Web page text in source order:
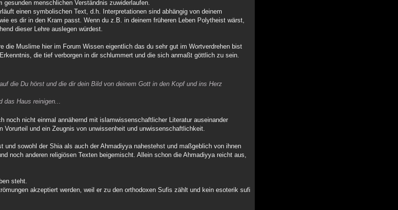
menschlichen Verständnis zuwiderlaufen.
einen symbolischen Text, d.h. Interpretationen sind abhängig von deinem
es dir in den Kram passt. Wenn du z.B. in deinem früheren Leben Polytheist wärst,
dieser Lehre auslegen würdest.
die Muslime hier im Forum Wissen eigentlich das du sehr gut im Wortverdrehen bist
die tief verborgen in dir schlummert und die sich anmaßt göttlich zu sein.
die Du hörst und die dir dein Bild von deinem Gott in den Kopf und ins Herz
das Haus reinigen...
noch nicht einmal annähernd mit islamwissenschaftlicher Literatur auseinander
und ein Zeugnis von unwissenheit und unwissenschaftlichkeit.
sowohl der Shia als auch der Ahmadiyya nahestehst und maßgeblich von ihnen
noch anderen religiösen Texten beigemischt. Allein schon die Ahmadiyya reicht aus,
steht.
akzeptiert werden, weil er zu den orthodoxen Sufis zählt und kein esoterik sufi